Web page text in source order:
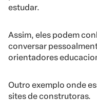
estudar.
Assim, eles podem
conversar
orientadores
Outro exemplo onde
sites de construtoras.